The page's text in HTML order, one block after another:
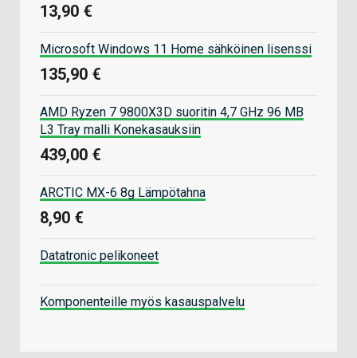
13,90 €
Microsoft Windows 11 Home sähköinen lisenssi
135,90 €
AMD Ryzen 7 9800X3D suoritin 4,7 GHz 96 MB
L3 Tray malli Konekasauksiin
439,00 €
ARCTIC MX-6 8g Lämpötahna
8,90 €
Datatronic pelikoneet
Komponenteille myös kasauspalvelu